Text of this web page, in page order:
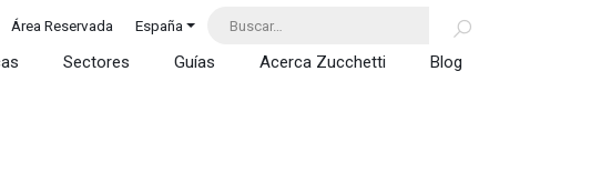
Área Reservada España
Sectores Guías Acerca Zucchetti Blog